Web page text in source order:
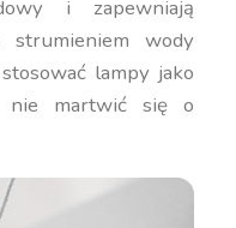
i zapewniają
wody
lampy jako
martwić się o